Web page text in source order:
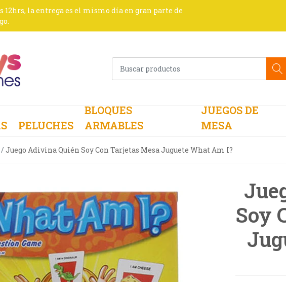
12hrs, la entrega es el mismo día en gran parte de
PELUCHES
BLOQUES
ARMABLES
JUEGOS DE
MESA
Juego Adivina Quién Soy Con Tarjetas Mesa Juguete What Am I?
Soy